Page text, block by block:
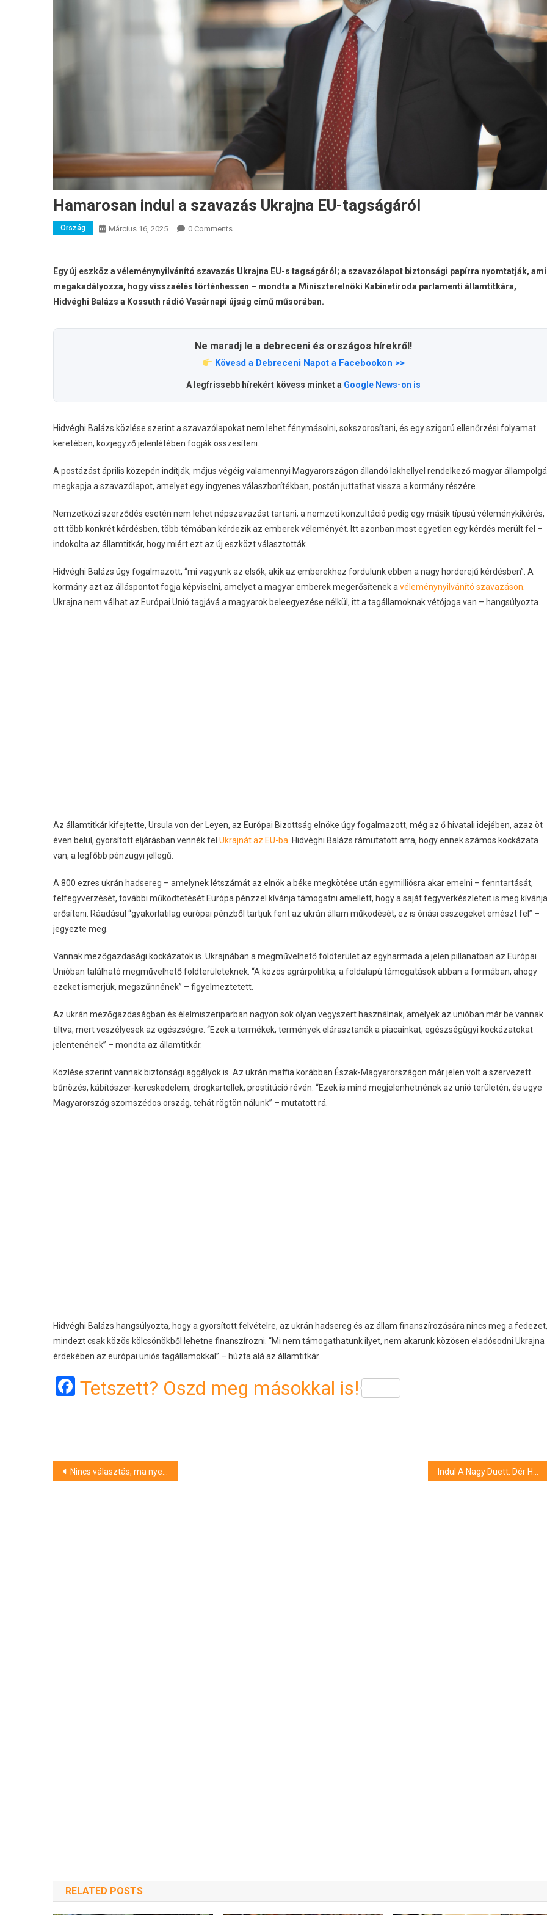
Hamarosan indul a szavazás Ukrajna EU-tagságáról
Ország Március 16, 2025 0 Comments
Egy új eszköz a véleménynyilvánító szavazás Ukrajna EU-s tagságáról; a szavazólapot biztonsági papírra nyomtatják, ami
megakadályozza, hogy visszaélés történhessen – mondta a Miniszterelnöki Kabinetiroda parlamenti államtitkára,
Hidvéghi Balázs a Kossuth rádió Vasárnapi újság című műsorában.
Ne maradj le a debreceni és országos hírekről!
Kövesd a Debreceni Napot a Facebookon >>
A legfrissebb hírekért kövess minket a Google News-on is
Hidvéghi Balázs közlése szerint a szavazólapokat nem lehet fénymásolni, sokszorosítani, és egy szigorú ellenőrzési folyamat
keretében, közjegyző jelenlétében fogják összesíteni.
A postázást április közepén indítják, május végéig valamennyi Magyarországon állandó lakhellyel rendelkező magyar
megkapja a szavazólapot, amelyet egy ingyenes válaszborítékban, postán juttathat vissza a kormány részére.
Nemzetközi szerződés esetén nem lehet népszavazást tartani; a nemzeti konzultáció pedig egy másik típusú véleménykikérés,
ott több konkrét kérdésben, több témában kérdezik az emberek véleményét. Itt azonban most egyetlen egy kérdés merült fel –
indokolta az államtitkár, hogy miért ezt az új eszközt választották.
Hidvéghi Balázs úgy fogalmazott, “mi vagyunk az elsők, akik az emberekhez fordulunk ebben a nagy horderejű kérdésben”. A
kormány azt az álláspontot fogja képviselni, amelyet a magyar emberek megerősítenek a véleménynyilvánító szavazáson
Ukrajna nem válhat az Európai Unió tagjává a magyarok beleegyezése nélkül, itt a tagállamoknak vétójoga van – hangsúlyozta.
Az államtitkár kifejtette, Ursula von der Leyen, az Európai Bizottság elnöke úgy fogalmazott, még az ő hivatali idejében, azaz öt
éven belül, gyorsított eljárásban vennék fel Ukrajnát az EU-ba . Hidvéghi Balázs rámutatott arra, hogy ennek számos kockázata
van, a legfőbb pénzügyi jellegű.
A 800 ezres ukrán hadsereg – amelynek létszámát az elnök a béke megkötése után egymilliósra akar emelni – fenntartását,
felfegyverzését, további működtetését Európa pénzzel kívánja támogatni amellett, hogy a saját fegyverkészleteit is meg kívánja
erősíteni. Ráadásul “gyakorlatilag európai pénzből tartjuk fent az ukrán állam működését, ez is óriási összegeket emészt fel” –
jegyezte meg.
Vannak mezőgazdasági kockázatok is. Ukrajnában a megművelhető földterület az egyharmada a jelen pillanatban az Európai
Unióban található megművelhető földterületeknek. “A közös agrárpolitika, a földalapú támogatások abban a formában, ahogy
ezeket ismerjük, megszűnnének” – figyelmeztetett.
Az ukrán mezőgazdaságban és élelmiszeriparban nagyon sok olyan vegyszert használnak, amelyek az unióban már be vannak
tiltva, mert veszélyesek az egészségre. “Ezek a termékek, termények elárasztanák a piacainkat, egészségügyi kockázatokat
jelentenének” – mondta az államtitkár.
Közlése szerint vannak biztonsági aggályok is. Az ukrán maffia korábban Észak-Magyarországon már jelen volt a szervezett
bűnözés, kábítószer-kereskedelem, drogkartellek, prostitúció révén. “Ezek is mind megjelenhetnének az unió területén, és ugye
Magyarország szomszédos ország, tehát rögtön nálunk” – mutatott rá.
Hidvéghi Balázs hangsúlyozta, hogy a gyorsított felvételre, az ukrán hadsereg és az állam finanszírozására nincs meg a fedezet,
mindezt csak közös kölcsönökből lehetne finanszírozni. “Mi nem támogathatunk ilyet, nem akarunk közösen eladósodni Ukrajna
érdekében az európai uniós tagállamokkal” – húzta alá az államtitkár.
Facebook
Tetszett? Oszd meg másokkal is!
Bejegyzés
Nincs választás, ma nyernie kell a DEAC-nak
RELATED POSTS